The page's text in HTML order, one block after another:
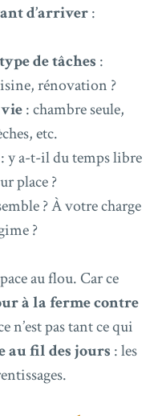
d’arriver:
de tâches :
rénovation ?
: chambre seule,
etc.
: y a-t-il du temps libre
place ?
? À votre charge
?
au flou. Car ce
à la ferme contre
n’est pas tant ce qui
au fil des jours : les